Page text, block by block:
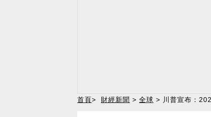
首頁> 財經新聞 > 全球 > 川普宣布：